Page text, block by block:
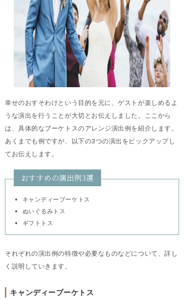
幸せのおすそわけという目的を元に、ゲストが楽しめるよ
うな演出を行うことが大切とお伝えしました。ここから
は、具体的なブーケトスのアレンジ演出例を紹介します。
あくまでも例ですが、以下の3つの演出をピックアップし
てお伝えします。
おすすめの演出例3選
キャンディーブーケトス
ぬいぐるみトス
ギフトトス
それぞれの演出例の特徴や必要なものなどについて、詳し
く説明していきます。
キャンディーブーケトス